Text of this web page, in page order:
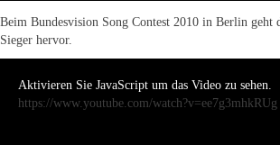
Beim Bundesvision Song Contest 2010 in Berlin geht
Sieger hervor.
Aktivieren Sie JavaScript um das Video zu sehen.
https://www.youtube.com/watch?v=ee7g3mhkRUg